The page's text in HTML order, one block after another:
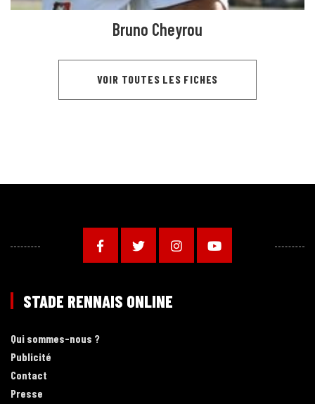
Bruno Cheyrou
VOIR TOUTES LES FICHES
STADE RENNAIS ONLINE
Qui sommes-nous ?
Publicité
Contact
Presse